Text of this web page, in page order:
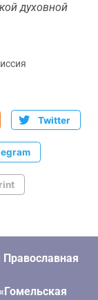
духовной
Twitter
Православная